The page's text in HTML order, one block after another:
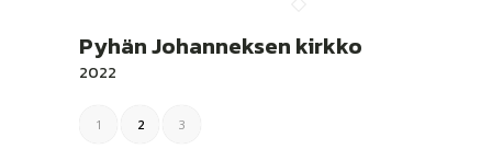
Pyhän Johanneksen kirkko
2022
1 2 3